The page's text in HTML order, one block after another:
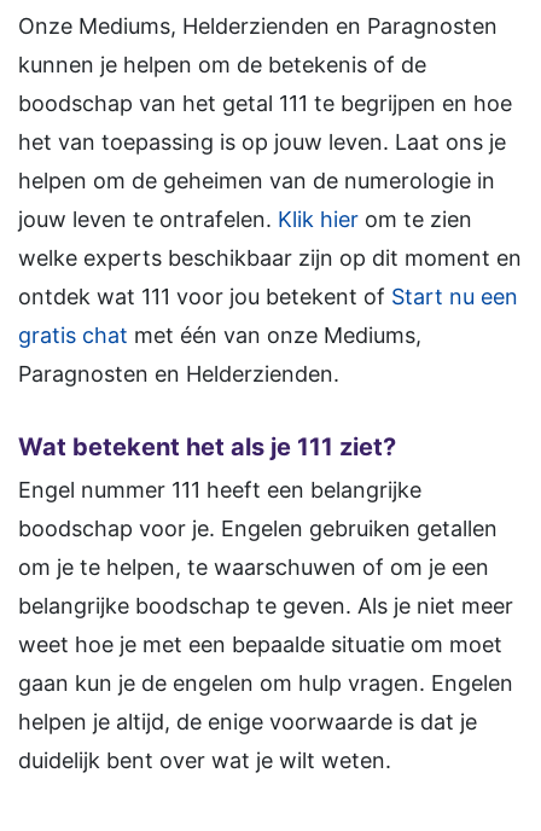
Onze Mediums, Helderzienden en Paragnosten
kunnen je helpen om de betekenis of de
boodschap van het getal 111 te begrijpen en hoe
het van toepassing is op jouw leven. Laat ons je
helpen om de geheimen van de numerologie in
jouw leven te ontrafelen. Klik hier om te zien
welke experts beschikbaar zijn op dit moment en
ontdek wat 111 voor jou betekent of Start nu een
gratis chat met één van onze Mediums,
Paragnosten en Helderzienden.
Wat betekent het als je 111 ziet?
Engel nummer 111 heeft een belangrijke
boodschap voor je. Engelen gebruiken getallen
om je te helpen, te waarschuwen of om je een
belangrijke boodschap te geven. Als je niet meer
weet hoe je met een bepaalde situatie om moet
gaan kun je de engelen om hulp vragen. Engelen
helpen je altijd, de enige voorwaarde is dat je
duidelijk bent over wat je wilt weten.